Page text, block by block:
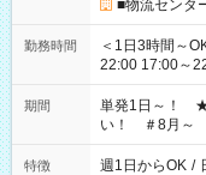
■物流センタ
勤務時間
＜1日3時間～OK！＞ ▼ 例えば… ▼ 15:00～
22:00 17:00～22:00 など こちら以外の
ださい！
期間
単発1日～！ ★
い！ ＃8月～
特徴 週1日からOK /